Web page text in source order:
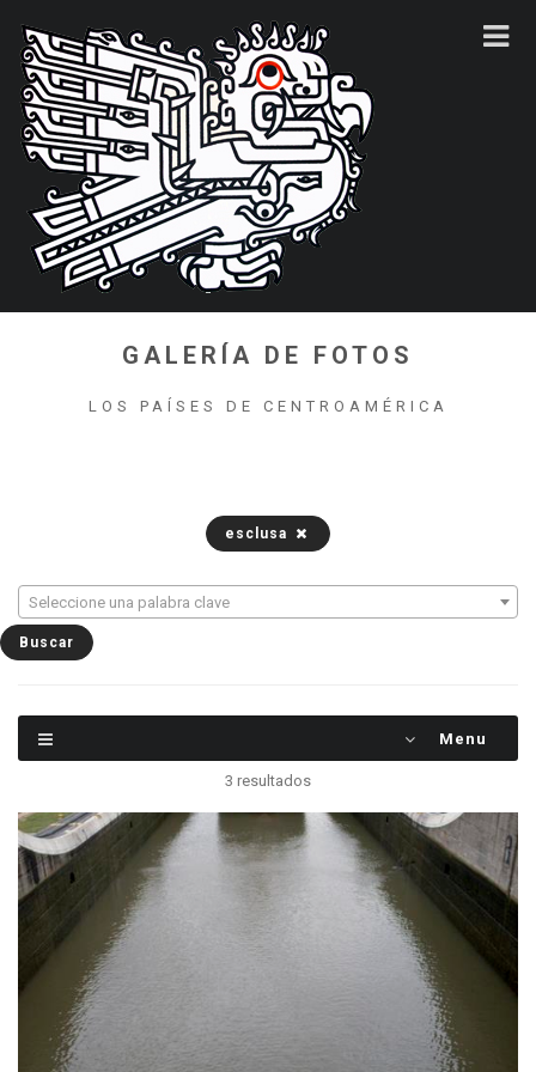
GALERÍA DE FOTOS
LOS PAÍSES DE CENTROAMÉRICA
esclusa
Seleccione una palabra clave
Menu
3 resultados
Una de las dos esclusas de Miraflores en el
ecuatoriano desde Guayaquil. La maniobra de
una esclusa a otra dura aproximadamente una